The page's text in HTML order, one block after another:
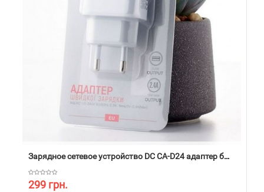
Зарядное сетевое устройство DC CA-D24 адаптер быстрой зарядки
299 грн.